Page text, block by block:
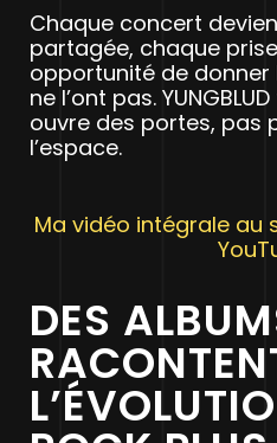
Chaque concert
partagée, chaque
opportunité de donner
ne l’ont pas.
ouvre des portes, pas
l’espace.
Ma vidéo intégrale au
DES